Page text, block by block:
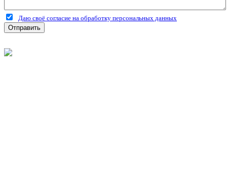
Даю своё согласие на обработку персональных данных
Отправить